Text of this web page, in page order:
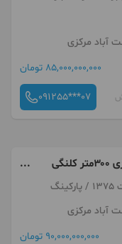
آباد مرکزی
85,000,000,000 تومان
091255***07
جنت آباد مرکزی ۳۰۰متر کلنگی
آباد مرکزی
90,000,000,000 تومان